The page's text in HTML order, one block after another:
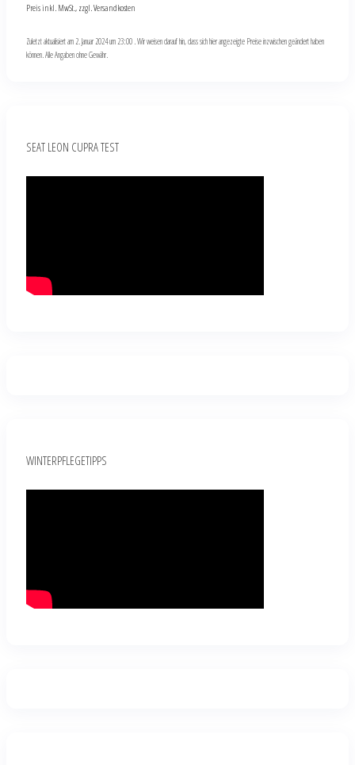
Preis inkl. MwSt., zzgl. Versandkosten
Zuletzt aktualisiert am 2. Januar 2024 um 23:00 . Wir weisen darauf hin, dass sich hier angezeigte Preise inzwischen geändert haben
können. Alle Angaben ohne Gewähr.
SEAT LEON CUPRA TEST
WINTERPFLEGETIPPS